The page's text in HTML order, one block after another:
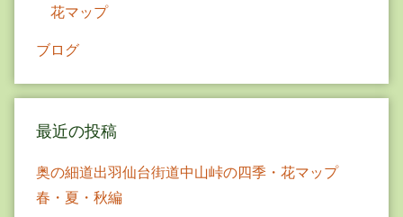
花マップ
ブログ
最近の投稿
奥の細道出羽仙台街道中山峠の四季・花マップ
春・夏・秋編